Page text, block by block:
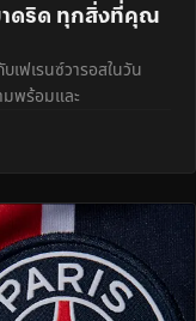
าดริด ทุกสิ่งที่คุณ
เฟเรนซ์วารอสในวัน
มพร้อมและ